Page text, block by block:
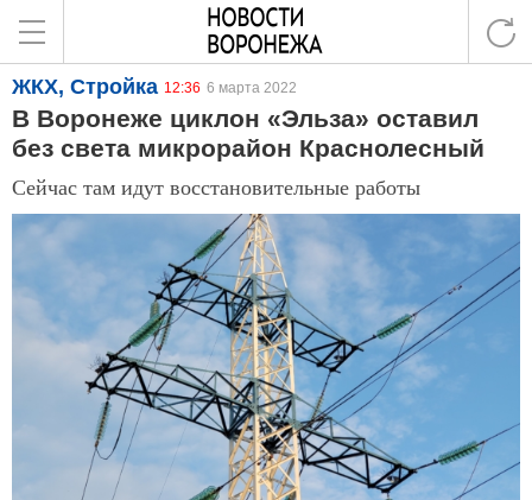
ЖКХ, Стройка 12:36 6 марта 2022
В Воронеже циклон «Эльза» оставил
без света микрорайон Краснолесный
Сейчас там идут восстановительные работы